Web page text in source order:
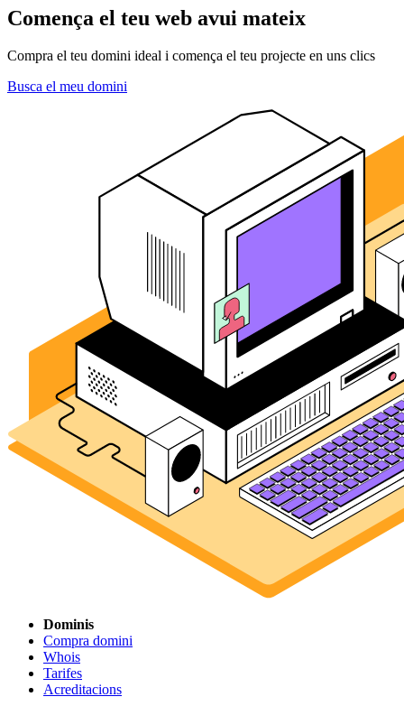
Comença el teu web avui mateix
Compra el teu domini ideal i comença el teu projecte en uns clics
Busca el meu domini
Dominis
Compra domini
Whois
Tarifes
Acreditacions